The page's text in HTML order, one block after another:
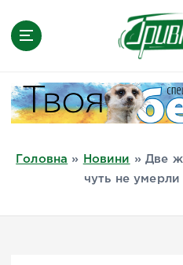
Головна » Новини »Две
чуть не